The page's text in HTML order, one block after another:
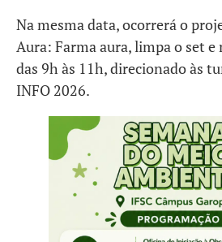
Na mesma data, ocorrerá o
Aura: Farma aura, limpa o set e
das 9h às 11h, direcionado às
INFO 2026.